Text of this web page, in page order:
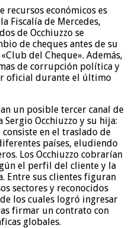
recursos económicos es
Fiscalía de Mercedes,
de Occhiuzzo se
de cheques antes de su
del Cheque». Además,
de corrupción política y
oficial durante el último
un posible tercer canal de
Occhiuzzo y su hija:
en el traslado de
países, eludiendo
Los Occhiuzzo cobrarían
el perfil del cliente y la
Entre sus clientes figuran
sectores y reconocidos
los cuales logró ingresar
firmar un contrato con
globales.